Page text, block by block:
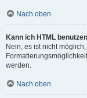
Nach oben
Kann ich HTML
Nein, es ist nicht
werden.
Nach oben